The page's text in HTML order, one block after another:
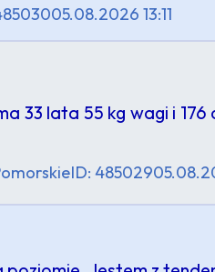
05.08.2026 13:11
33 lata 55 kg wagi i
ID: 485029